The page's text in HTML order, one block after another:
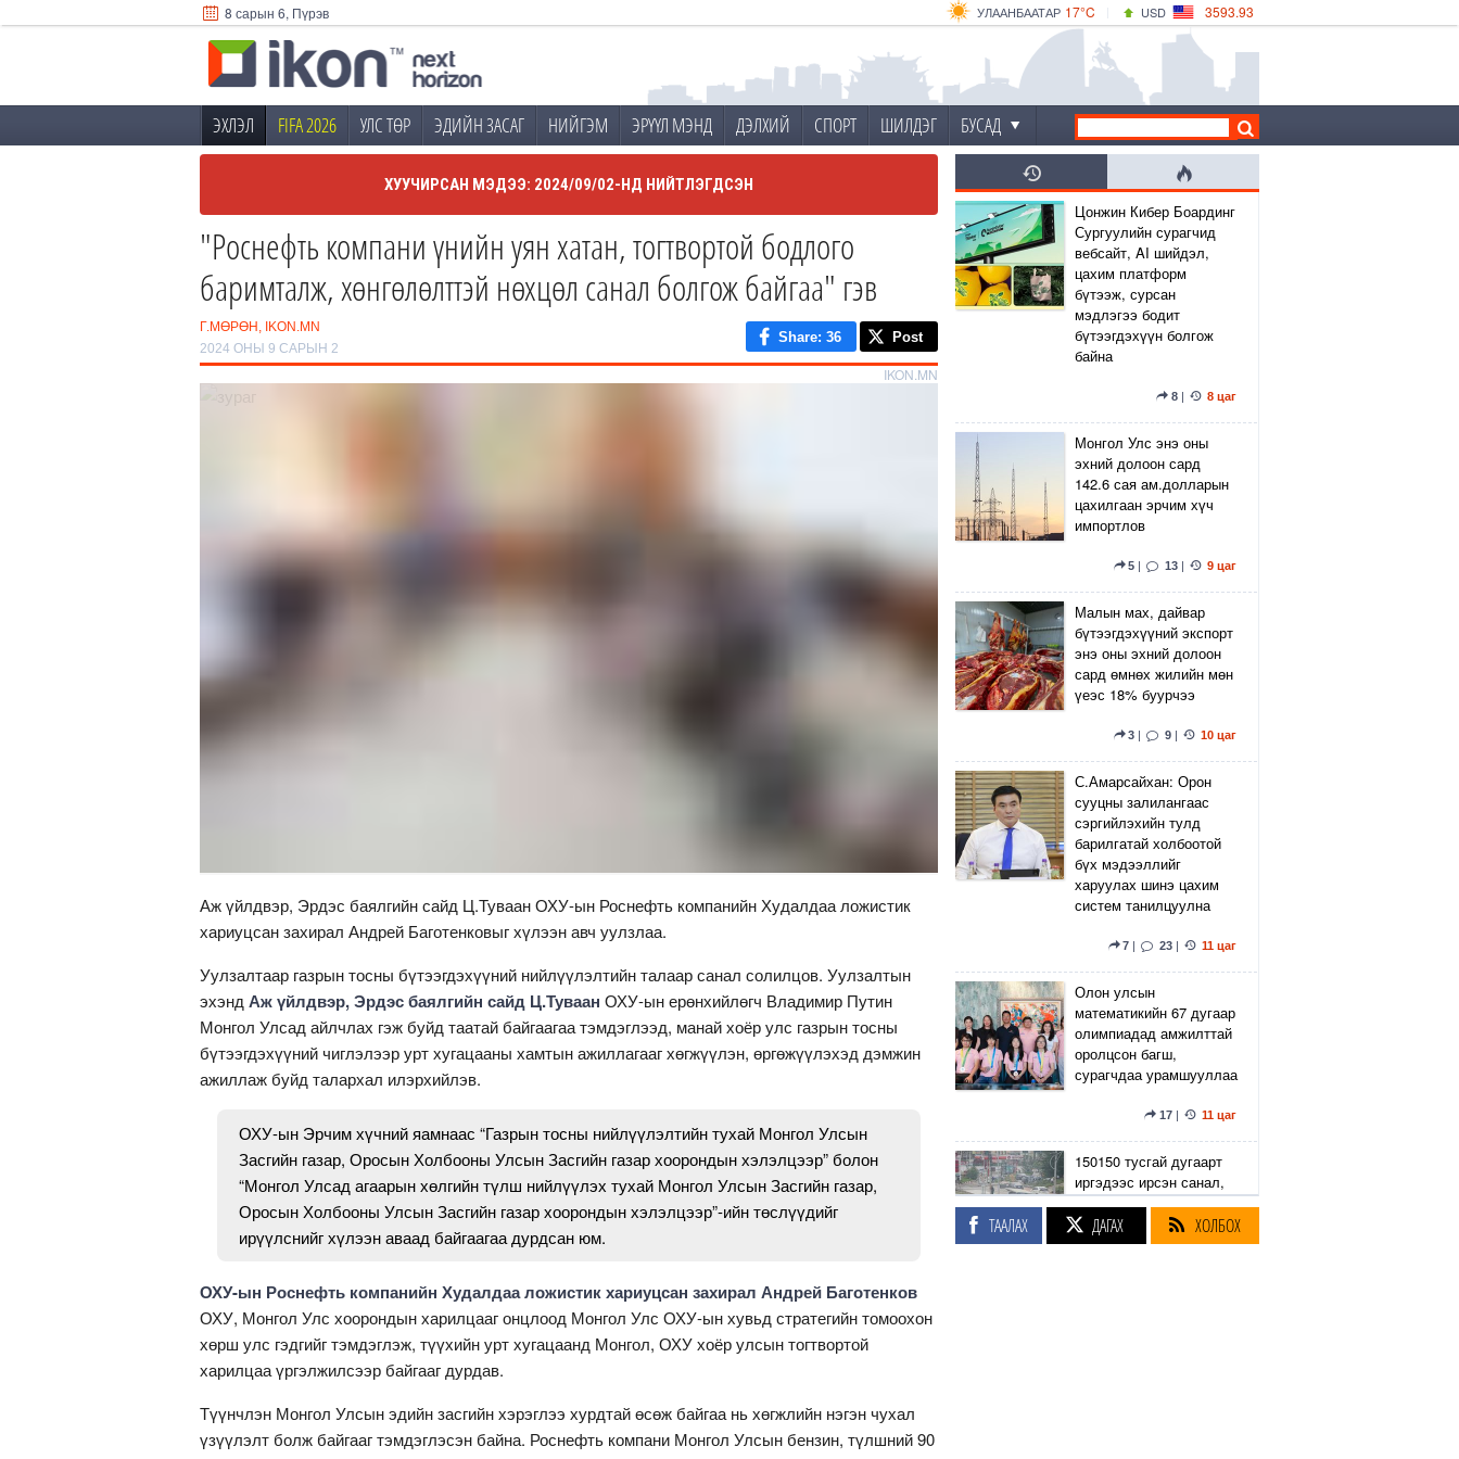
8 сарын 6, Пүрэв 17°C
УЛААНБААТАР
18°C
ДАРХАН
15°C
ЭРДЭНЭТ
USD 3593.93
4149.01
ЭХЛЭЛ FIFA 2026 УЛС ТӨР ЭДИЙН ЗАСАГ НИЙГЭМ ЭРҮҮЛ МЭНД ДЭЛХИЙ СПОРТ ШИЛДЭГ БУСАД
ХУУЧИРСАН МЭДЭЭ: 2024/09/02-НД НИЙТЛЭГДСЭН
"Роснефть компани үнийн уян хатан, тогтвортой бодлого
баримталж, хөнгөлөлттэй нөхцөл санал болгож байгаа" гэв
Г.МӨРӨН, IKON.MN
2024 ОНЫ 9 САРЫН 2
Share: 36 Post
IKON.MN
Аж үйлдвэр, Эрдэс баялгийн сайд Ц.Туваан ОХУ-ын Роснефть компанийн Худалдаа ложистик
хариуцсан захирал Андрей Баготенковыг хүлээн авч уулзлаа.
Уулзалтаар газрын тосны бүтээгдэхүүний нийлүүлэлтийн талаар санал солилцов. Уулзалтын
эхэндАж үйлдвэр, Эрдэс баялгийн сайд Ц.Туваан ОХУ-ын ерөнхийлөгч Владимир Путин
Монгол Улсад айлчлах гэж буйд таатай байгаагаа тэмдэглээд, манай хоёр улс газрын тосны
бүтээгдэхүүний чиглэлээр урт хугацааны хамтын ажиллагааг хөгжүүлэн, өргөжүүлэхэд дэмжин
ажиллаж буйд талархал илэрхийлэв.
ОХУ-ын Эрчим хүчний яамнаас “Газрын тосны нийлүүлэлтийн тухай Монгол Улсын
Засгийн газар, Оросын Холбооны Улсын Засгийн газар хоорондын хэлэлцээр” болон
“Монгол Улсад агаарын хөлгийн түлш нийлүүлэх тухай Монгол Улсын Засгийн газар,
Оросын Холбооны Улсын Засгийн газар хоорондын хэлэлцээр”-ийн төслүүдийг
ирүүлснийг хүлээн аваад байгаагаа дурдсан юм.
ОХУ-ын Роснефть компанийн Худалдаа ложистик хариуцсан захирал Андрей Баготенков
ОХУ, Монгол Улс хоорондын харилцааг онцлоод Монгол Улс ОХУ-ын хувьд стратегийн томоохон
хөрш улс гэдгийг тэмдэглэж, түүхийн урт хугацаанд Монгол, ОХУ хоёр улсын тогтвортой
харилцаа үргэлжилсээр байгааг дурдав.
Түүнчлэн Монгол Улсын эдийн засгийн хэрэглээ хурдтай өсөж байгаа нь хөгжлийн нэгэн чухал
үзүүлэлт болж байгааг тэмдэглэсэн байна. Роснефть компани Монгол Улсын бензин, түлшний 90
Цонжин Кибер Боардинг
Сургуулийн сурагчид
вебсайт, AI шийдэл,
цахим платформ
бүтээж, сурсан
мэдлэгээ бодит
бүтээгдэхүүн болгож
байна
8| 8 цаг
Монгол Улс энэ оны
эхний долоон сард
142.6 сая ам.долларын
цахилгаан эрчим хүч
импортлов
5 | 13 | 9 цаг
Малын мах, дайвар
бүтээгдэхүүний экспорт
энэ оны эхний долоон
сард өмнөх жилийн мөн
үеэс 18% буурчээ
3 | 9 | 10 цаг
С.Амарсайхан: Орон
сууцны залилангаас
сэргийлэхийн тулд
барилгатай холбоотой
бүх мэдээллийг
харуулах шинэ цахим
систем танилцуулна
7 | 23 | 11 цаг
Олон улсын
математикийн 67 дугаар
олимпиадад амжилттай
оролцсон багш,
сурагчдаа урамшууллаа
17| 11 цаг
150150 тусгай дугаарт
иргэдээс ирсэн санал,
гомдлыг нийслэлийн
эрх бүхий 23 албан
тушаалтан хэрхэн
ТААЛАХ ДАГАХ ХОЛБОХ